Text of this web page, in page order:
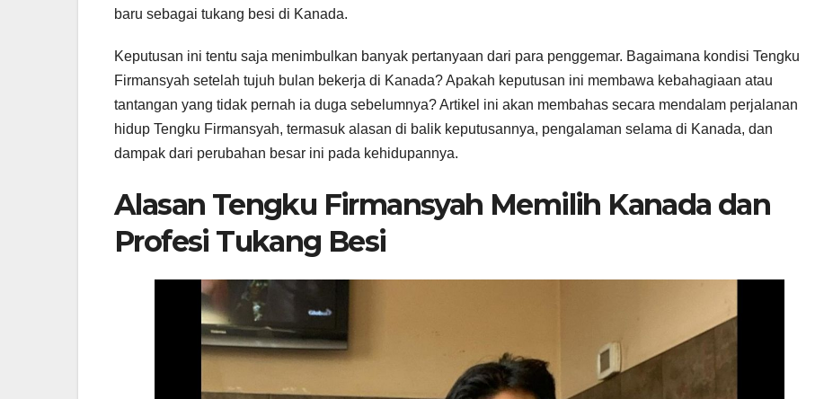
baru sebagai tukang besi di Kanada.
Keputusan ini tentu saja menimbulkan banyak pertanyaan dari para penggemar. Bagaimana kondisi Tengku
Firmansyah setelah tujuh bulan bekerja di Kanada? Apakah keputusan ini membawa kebahagiaan atau
tantangan yang tidak pernah ia duga sebelumnya? Artikel ini akan membahas secara mendalam perjalanan
hidup Tengku Firmansyah, termasuk alasan di balik keputusannya, pengalaman selama di Kanada, dan
dampak dari perubahan besar ini pada kehidupannya.
Alasan Tengku Firmansyah Memilih Kanada dan
Profesi Tukang Besi